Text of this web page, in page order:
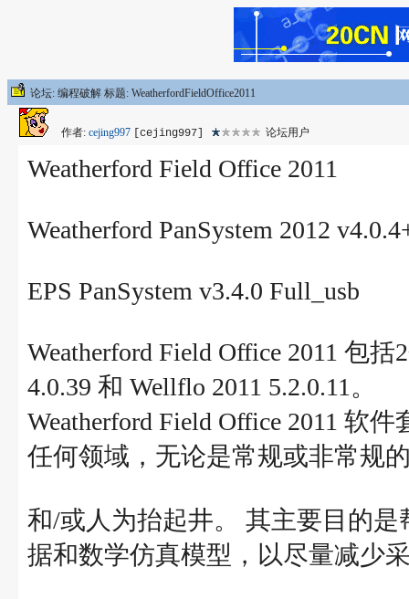
论坛: 编程破解 标题: WeatherfordFieldOffice2011
作者: cejing997 [cejing997] 论坛用户
Weatherford Field Office 2011
Weatherford PanSystem 2012
EPS PanSystem v3.4.0 Full_usb
Weatherford Field Office 2011 包
4.0.39 和 Wellflo 2011 5.2.0.11。
Weatherford Field Office 2011 软
任何领域，无论是常规或非常规
和/或人为抬起井。 其主要目的
据和数学仿真模型，以尽量减少